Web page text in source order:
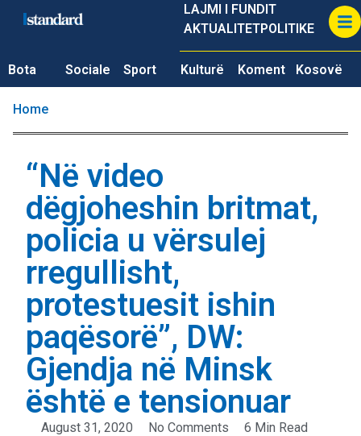
LAJMI I FUNDIT
AKTUALITETPOLITIKE
Bota Sociale Sport Kulturë Koment Kosovë
Home
“Në video
dëgjoheshin britmat,
policia u vërsulej
rregullisht,
protestuesit ishin
paqësorë”, DW:
Gjendja në Minsk
është e tensionuar
August 31, 2020 No Comments
6 Min Read